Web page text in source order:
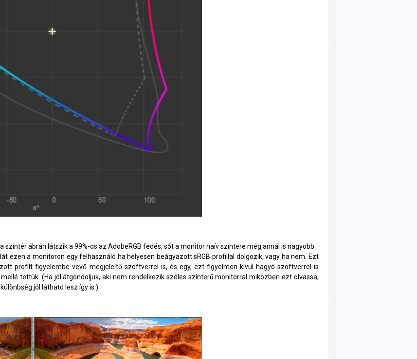
színtér ábrán látszik a 99%-os az AdobeRGB fedés, sőt a monitor naív színtere még annál is nagyobb.
ezen a monitoron egy felhasználó ha helyesen beágyazott sRGB profillal dolgozik, vagy ha nem. Ezt
profilt figyelembe vevő megjeleítő szoftverrel is, és egy, ezt figyelmen kívül hagyó szoftverrel is
tettük. (Ha jól átgondoljuk, aki nem rendelkezik széles színterű monitorral miközben ezt olvassa,
jól látható lesz így is.)